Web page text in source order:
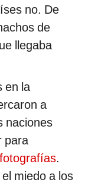
no. De
de
llegaba
en la
a
naciones
para
fotografías.
miedo a los